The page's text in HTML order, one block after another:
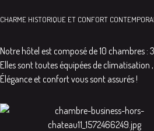
CHARME HISTORIQUE ET CONFORT
Notre hôtel est composé de 10 chambres :
Elles sont toutes équipées de climatisation
Élégance et confort vous sont assurés !